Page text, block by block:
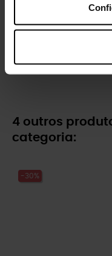
Chinelos unissexo
34,90 € 27,92 €
4 outros
categoria:
-30%